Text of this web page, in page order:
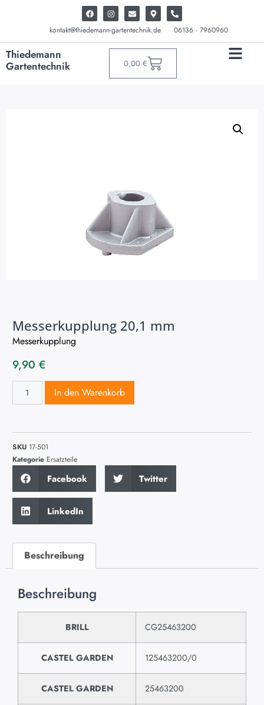
kontakt@thiedemann-gartentechnik.de 06136 - 7960960
Thiedemann
Gartentechnik
0,00 €
Messerkupplung 20,1 mm
Messerkupplung
9,90 €
In den Warenkorb
SKU 17-501
Kategorie Ersatzteile
Facebook Twitter
LinkedIn
Beschreibung
Beschreibung
BRILL CG25463200
CASTEL GARDEN 125463200/0
CASTEL GARDEN 25463200